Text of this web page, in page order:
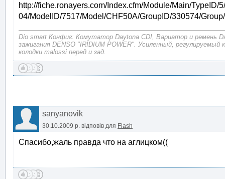
http://fiche.ronayers.com/Index.cfm/Module/Main/
04/ModelID/7517/Model/CHF50A/GroupID/330574/
Dio smart Конфиг: Комутатор Daytona CDI, Вариатор и ремень
зажигания DENSO "IRIDIUM POWER". Усиленный,
колодки malossi перед и зад.
sanyanovik
30.10.2009 р. відповів для Flash
Спасибо,жаль правда что на аглицком((